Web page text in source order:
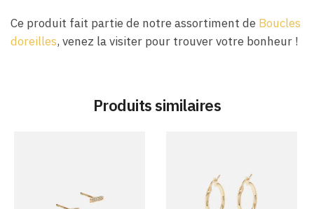
Ce produit fait partie de notre assortiment de Boucles
doreilles, venez la visiter pour trouver votre bonheur !
Produits similaires